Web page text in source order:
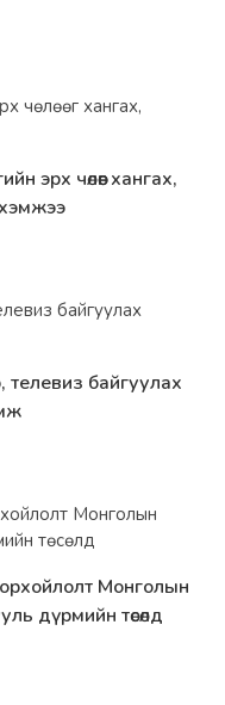
эрх чөлөөг хангах,
байгуулах
Монголын
дүрмийн төсөлд